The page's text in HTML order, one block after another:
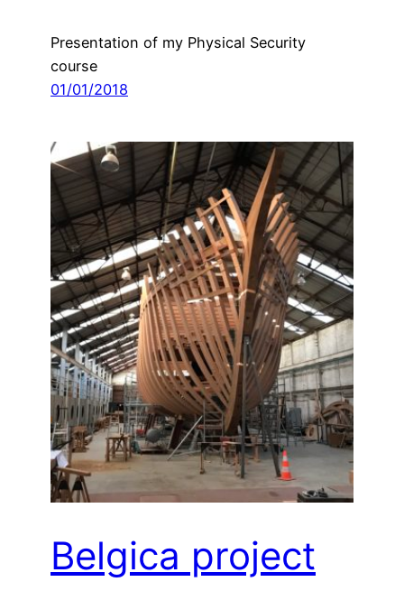
Presentation of my Physical Security
course
01/01/2018
Belgica project